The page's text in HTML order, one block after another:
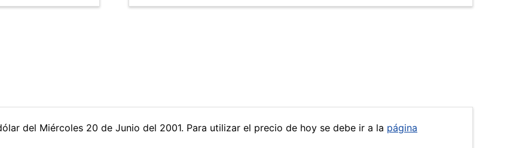
del Miércoles 20 de Junio del 2001. Para utilizar el precio de hoy se debe ir a la página